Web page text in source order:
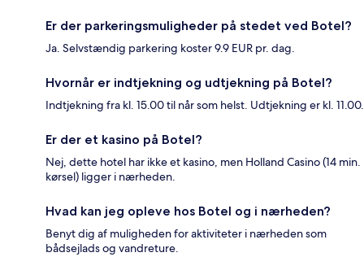
Er der parkeringsmuligheder på stedet ved Botel?
Ja. Selvstændig parkering koster 9.9 EUR pr. dag.
Hvornår er indtjekning og udtjekning på Botel?
Indtjekning fra kl. 15.00 til når som helst. Udtjekning er kl. 11.00.
Er der et kasino på Botel?
Nej, dette hotel har ikke et kasino, men Holland Casino (14 min.
kørsel) ligger i nærheden.
Hvad kan jeg opleve hos Botel og i nærheden?
Benyt dig af muligheden for aktiviteter i nærheden som
bådsejlads og vandreture.